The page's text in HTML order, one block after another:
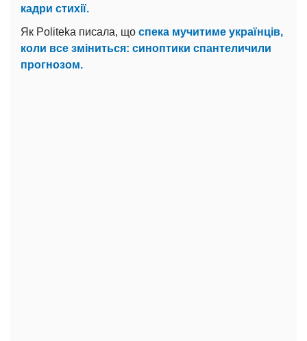
кадри стихії.
Як Politeka писала, що спека мучитиме українців,
коли все зміниться: синоптики спантеличили
прогнозом.